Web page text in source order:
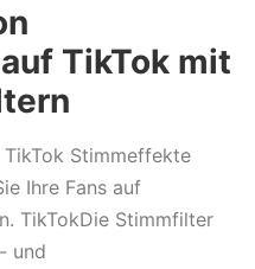
TikTok mit
TikTok Stimmeffekte
Ihre Fans auf
TikTokDie Stimmfilter
und